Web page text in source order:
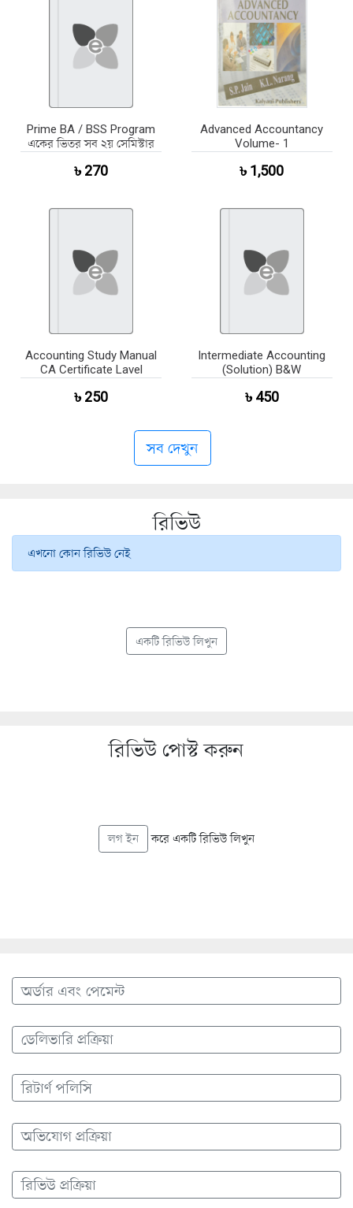
Prime BA / BSS Program
একের ভিতর সব ২য় সেমিস্টার
৳ 270
Advanced Accountancy
Volume- 1
৳ 1,500
Accounting Study Manual
CA Certificate Lavel
৳ 250
Intermediate Accounting
(Solution) B&W
৳ 450
সব দেখুন
রিভিউ
এখনো কোন রিভিউ নেই
একটি রিভিউ লিখুন
রিভিউ পোস্ট করুন
লগ ইন করে একটি রিভিউ লিখুন
অর্ডার এবং পেমেন্ট
ডেলিভারি প্রক্রিয়া
রিটার্ণ পলিসি
অভিযোগ প্রক্রিয়া
রিভিউ প্রক্রিয়া